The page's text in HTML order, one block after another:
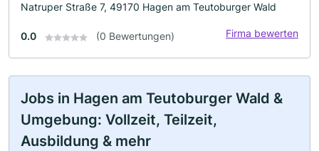
Natruper Straße 7, 49170 Hagen am Teutoburger Wald
0.0 (0 Bewertungen) Firma bewerten
Jobs in Hagen am Teutoburger Wald &
Umgebung: Vollzeit, Teilzeit,
Ausbildung & mehr